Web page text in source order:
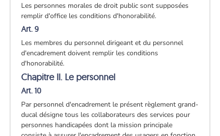
Les personnes morales de droit public sont supposées
remplir d'office les conditions d'honorabilité.
Art. 9
Les membres du personnel dirigeant et du personnel
d'encadrement doivent remplir les conditions
d'honorabilité.
Chapitre II. Le personnel
Art. 10
Par personnel d'encadrement le présent règlement grand-
ducal désigne tous les collaborateurs des services pour
personnes handicapées dont la mission principale